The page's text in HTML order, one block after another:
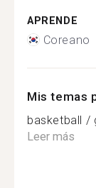
APRENDE
Coreano
Mis temas
basketball /
Leer más